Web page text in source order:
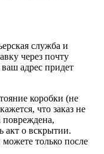
служба и
через почту
адрес придет
коробки (не
что заказ не
повреждена,
акт о вскрытии.
только после